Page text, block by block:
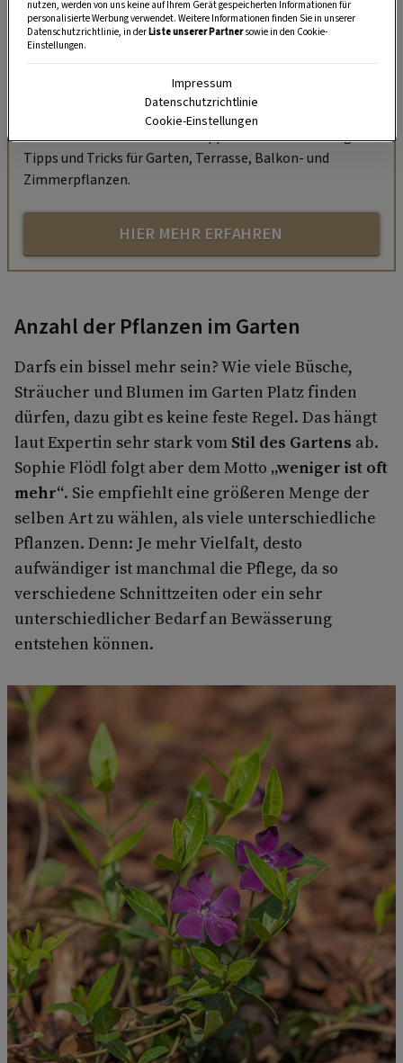
„Servus Garten“ auf WhatsApp
Nutzen Sie WhatsApp auf Ihrem Handy und lieben es, auf
dem Balkon, der Terrasse oder im Garten zu werkeln? In
unserem kostenlosen WhatsApp-Kanal finden Sie täglich
Tipps und Tricks für Garten, Terrasse, Balkon- und
Zimmerpflanzen.
HIER MEHR ERFAHREN
Anzahl der Pflanzen im Garten
Darfs ein bissel mehr sein? Wie viele Büsche,
Sträucher und Blumen im Garten Platz finden
dürfen, dazu gibt es keine feste Regel. Das hängt
laut Expertin sehr stark vom Stil des Gartens ab.
Sophie Flödl folgt aber dem Motto „weniger ist oft
mehr“. Sie empfiehlt eine größeren Menge der
selben Art zu wählen, als viele unterschiedliche
Pflanzen. Denn: Je mehr Vielfalt, desto
aufwändiger ist manchmal die Pflege, da so
verschiedene Schnittzeiten oder ein sehr
unterschiedlicher Bedarf an Bewässerung
entstehen können.
nutzen, werden von uns keine auf Ihrem Gerät gespeicherten Informationen für
personalisierte Werbung verwendet. Weitere Informationen finden Sie in unserer
Datenschutzrichtlinie, in derListe unserer Partnersowie in den Cookie-
Einstellungen.
Impressum
Datenschutzrichtlinie
Cookie-Einstellungen